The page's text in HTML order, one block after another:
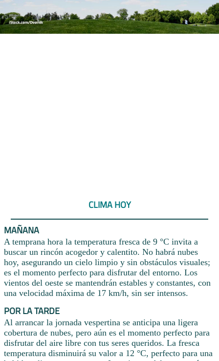
CLIMA HOY
MAÑANA
A temprana hora la temperatura fresca de 9 °C invita a
buscar un rincón acogedor y calentito. No habrá nubes
hoy, asegurando un cielo limpio y sin obstáculos visuales;
es el momento perfecto para disfrutar del entorno. Los
vientos del oeste se mantendrán estables y constantes, con
una velocidad máxima de 17 km/h, sin ser intensos.
POR LA TARDE
Al arrancar la jornada vespertina se anticipa una ligera
cobertura de nubes, pero aún es el momento perfecto para
disfrutar del aire libre con tus seres queridos. La fresca
temperatura disminuirá su valor a 12 °C, perfecto para una